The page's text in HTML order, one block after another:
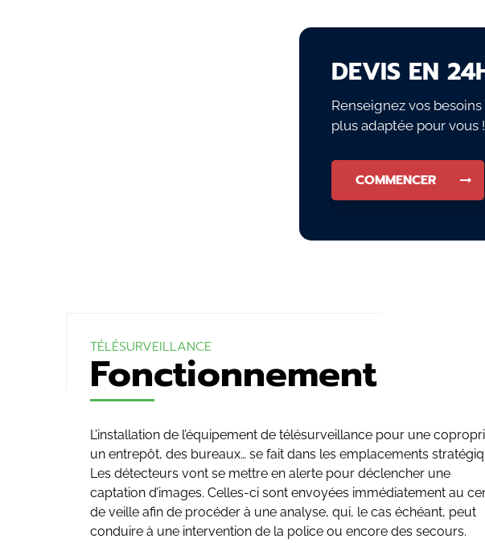
DEVIS EN
Renseignez vos
plus adaptée pour vous !
COMMENCER
TÉLÉSURVEILLANCE
Fonctionnement
L’installation de l’équipement de télésurveillance pour une
un entrepôt, des bureaux… se fait dans les emplacements
Les détecteurs vont se mettre en alerte pour déclencher une
captation d’images. Celles-ci sont envoyées immédiatement au
de veille afin de procéder à une analyse, qui, le cas échéant, peut
conduire à une intervention de la police ou encore des secours.